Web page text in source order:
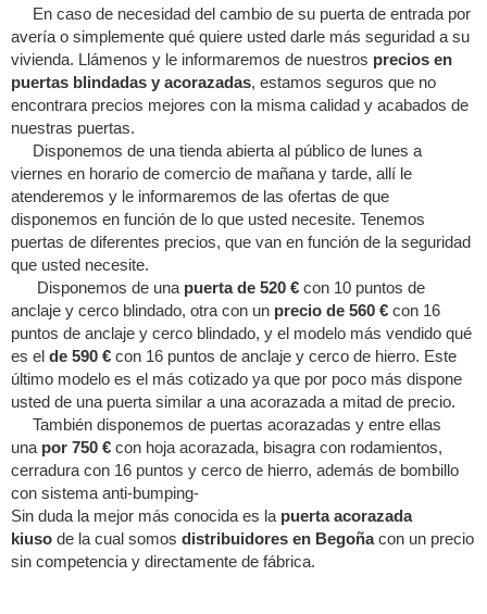
En caso de necesidad del cambio de su puerta de entrada por
avería o simplemente qué quiere usted darle más seguridad a su
vivienda. Llámenos y le informaremos de nuestros precios en
puertas blindadas y acorazadas, estamos seguros que no
encontrara precios mejores con la misma calidad y acabados de
nuestras puertas.
Disponemos de una tienda abierta al público de lunes a
viernes en horario de comercio de mañana y tarde, allí le
atenderemos y le informaremos de las ofertas de que
disponemos en función de lo que usted necesite. Tenemos
puertas de diferentes precios, que van en función de la seguridad
que usted necesite.
Disponemos de una puerta de 520 € con 10 puntos de
anclaje y cerco blindado, otra con un precio de 560 € con 16
puntos de anclaje y cerco blindado, y el modelo más vendido qué
es el de 590 € con 16 puntos de anclaje y cerco de hierro. Este
último modelo es el más cotizado ya que por poco más dispone
usted de una puerta similar a una acorazada a mitad de precio.
También disponemos de puertas acorazadas y entre ellas
una por 750 € con hoja acorazada, bisagra con rodamientos,
cerradura con 16 puntos y cerco de hierro, además de bombillo
con sistema anti-bumping-
Sin duda la mejor más conocida es la puerta acorazada
kiuso de la cual somos distribuidores en Begoñacon un precio
sin competencia y directamente de fábrica.